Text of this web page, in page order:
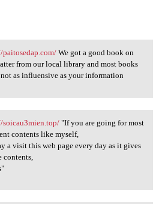
We
paitosedap.com/We got a good book on
from our local library and most books
as influensive as your information
"If
soicau3mien.top/"If you are going for most
contents like myself,
a visit this web page every day as it gives
contents,